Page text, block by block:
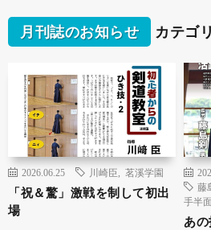
月刊誌のお知らせ カテゴ
2026.06.25 川崎臣 茗溪学園
「祝＆驚」激戦を制して初出
場
藤
手半面
あ